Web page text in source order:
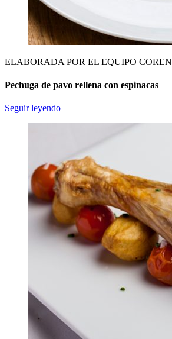
ELABORADA POR EL EQUIPO COREN
Pechuga de pavo rellena con espinacas
Seguir leyendo